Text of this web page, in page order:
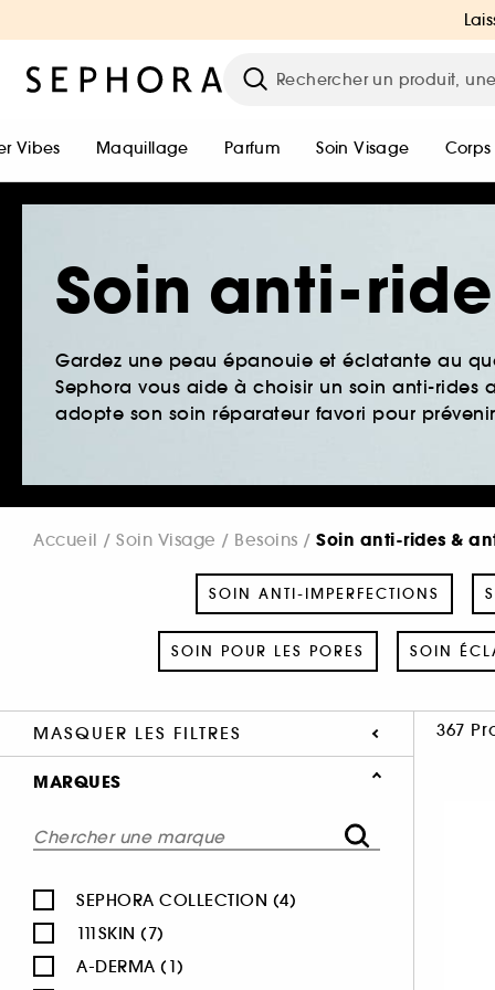
Vibes Maquillage Parfum Soin Visage Corps
Soin anti-
Gardez une peau épanouie et éclatante au
Sephora vous aide à choisir un soin anti-rides
adopte son soin réparateur favori pour
Accueil Soin Visage Besoins Soin anti-rides &
SOIN ANTI-IMPERFECTIONS
SOIN POUR LES PORES SOIN
MASQUER LES FILTRES 367
MARQUES
SEPHORA COLLECTION (4)
111SKIN (7)
A-DERMA (1)